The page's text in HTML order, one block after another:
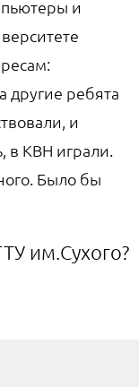
и
другие ребята
и
в КВН играли.
Было бы
им.Сухого?